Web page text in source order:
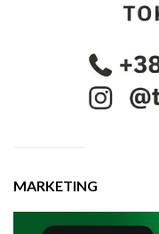
MARKETING